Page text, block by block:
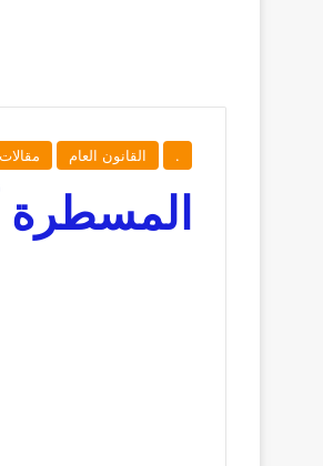
. القانون العام مقالات
المسطرة